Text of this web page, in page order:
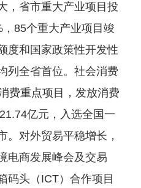
，省市重大产业项目投
85个重大产业项目竣
度和国家政策性开发性
列全省首位。社会消费
费重点项目，发放消费
亿元，入选全国一
。对外贸易平稳增长，
电商发展峰会及交易
码头（ICT）合作项目